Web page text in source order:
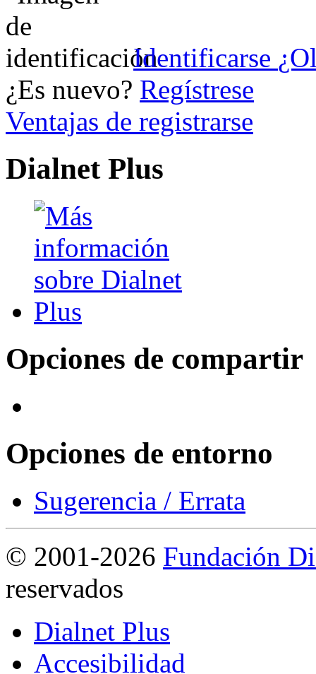
Identificarse
¿Es nuevo? Regístrese
Ventajas de registrarse
Dialnet Plus
Opciones de compartir
Opciones de entorno
Sugerencia / Errata
© 2001-2026 Fundación
reservados
Dialnet Plus
Accesibilidad